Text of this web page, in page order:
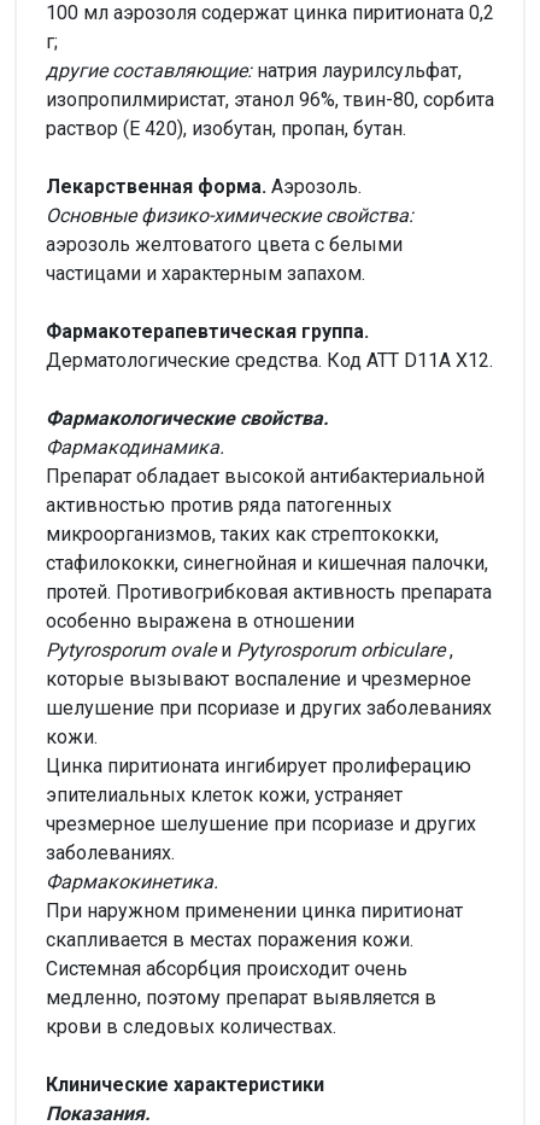
100 мл аэрозоля содержат цинка пиритионата 0,2
г;
другие составляющие:натрия лаурилсульфат,
изопропилмиристат, этанол 96%, твин-80, сорбита
раствор (Е 420), изобутан, пропан, бутан.
Лекарственная форма. Аэрозоль.
Основные физико-химические свойства:
аэрозоль желтоватого цвета с белыми
частицами и характерным запахом.
Фармакотерапевтическая группа.
Дерматологические средства. Код АТТ D11A Х12.
Фармакологические свойства.
Фармакодинамика.
Препарат обладает высокой антибактериальной
активностью против ряда патогенных
микроорганизмов, таких как стрептококки,
стафилококки, синегнойная и кишечная палочки,
протей. Противогрибковая активность препарата
особенно выражена в отношении
Pytyrosporum ovaleи Pytyrosporum orbiculare,
которые вызывают воспаление и чрезмерное
шелушение при псориазе и других заболеваниях
кожи.
Цинка пиритионата ингибирует пролиферацию
эпителиальных клеток кожи, устраняет
чрезмерное шелушение при псориазе и других
заболеваниях.
Фармакокинетика.
При наружном применении цинка пиритионат
скапливается в местах поражения кожи.
Системная абсорбция происходит очень
медленно, поэтому препарат выявляется в
крови в следовых количествах.
Клинические характеристики
Показания.